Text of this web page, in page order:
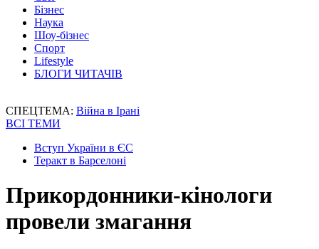
Бізнес
Наука
Шоу-бізнес
Спорт
Lifestyle
БЛОГИ ЧИТАЧІВ
СПЕЦТЕМА: Війна в Ірані
ВСІ ТЕМИ
Вступ України в ЄС
Теракт в Барселоні
Прикордонники-кінологи
провели змагання